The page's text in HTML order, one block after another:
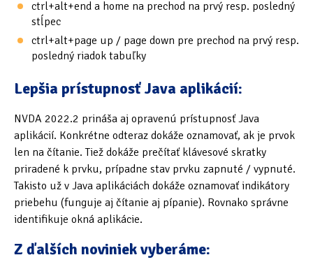
Hledání
Pracuji zrakem a sluchem
Služby(115)
Software(503)
Asistivní software(428)
Běžný software (284)
Tipy & triky(17)
ctrl+alt+end a home na prechod na prvý resp. posledný
stĺpec
ctrl+alt+page up / page down pre prechod na prvý resp.
posledný riadok tabuľky
Lepšia prístupnosť Java aplikácií:
NVDA 2022.2 prináša aj opravenú prístupnosť Java
aplikácií. Konkrétne odteraz dokáže oznamovať, ak je prvok
len na čítanie. Tiež dokáže prečítať klávesové skratky
priradené k prvku, prípadne stav prvku zapnuté / vypnuté.
Takisto už v Java aplikáciách dokáže oznamovať indikátory
priebehu (funguje aj čítanie aj pípanie). Rovnako správne
identifikuje okná aplikácie.
Z ďalších noviniek vyberáme: